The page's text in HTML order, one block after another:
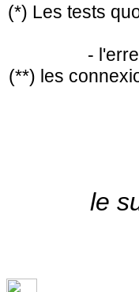
(*) Les tests
-
(**) les
le